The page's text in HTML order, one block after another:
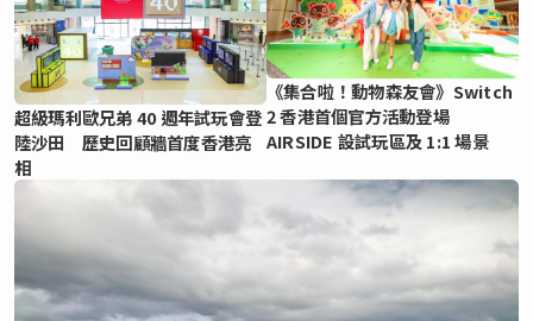
超級瑪利歐兄弟 40 週年試玩會登
陸沙田 歷史回顧牆首度香港亮
相
《集合啦！動物森友會》Switch
2 香港首個官方活動登場
AIRSIDE 設試玩區及 1:1 場景